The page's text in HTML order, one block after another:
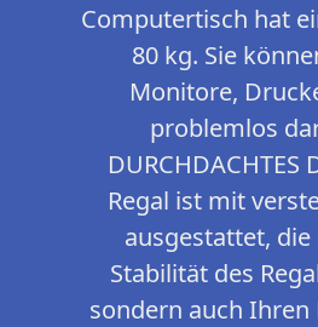
Computertisch hat
80 kg. Sie
Monitore,
problemlos
DURCHDACHTES
Regal ist mit
ausgestattet,
Stabilität des
sondern auch